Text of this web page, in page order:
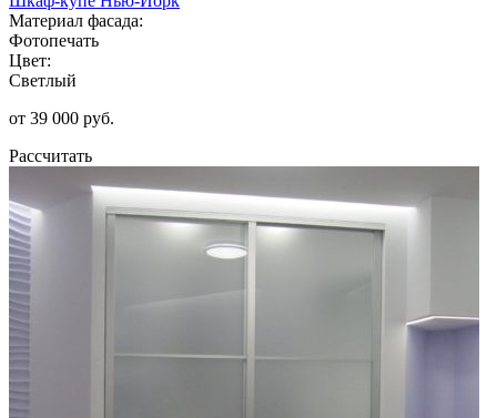
Материал фасада:
Фотопечать
Цвет:
Светлый
от 39 000 руб.
Рассчитать